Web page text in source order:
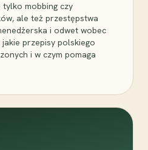
mobbing czy
ale też przestępstwa
i odwet wobec
jakie przepisy polskiego
i w czym pomaga